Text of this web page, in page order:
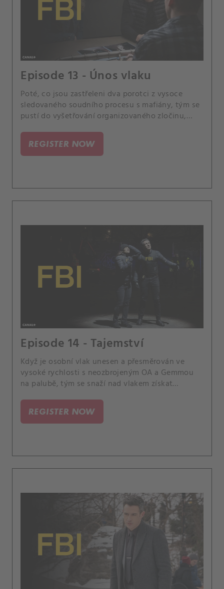
Episode 13 - Únos vlaku
Poté, co jsou zastřeleni dva porotci z vysoce
sledovaného soudního procesu s mafiány, tým se
pustí do vyšetřování organizovaného zločinu,
zamýšlenými cíli. Případ se pro Scolu stane
osobním, když se dozví, že jeden z jeho bývalých
REGISTER NOW
Episode 14 - Tajemství
Když je osobní vlak unesen a přesměrován ve
vysoké rychlosti s neozbrojeným OA a Gemmou
na palubě, tým se snaží nad vlakem získat
REGISTER NOW